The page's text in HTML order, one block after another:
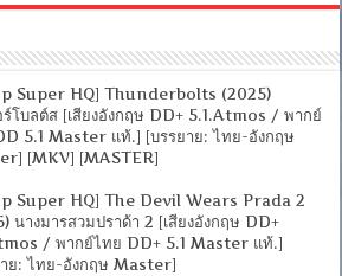
Super HQ] Thunderbolts (2025)
ร์โบลต์ส [เสียงอังกฤษ DD+ 5.1.Atmos / พากย์
5.1 Master แท้.] [บรรยาย: ไทย-อังกฤษ
[MKV] [MASTER]
Super HQ] The Devil Wears Prada 2
นางมารสวมปราด้า 2 [เสียงอังกฤษ DD+
/ พากย์ไทย DD+ 5.1 Master แท้.]
ย: ไทย-อังกฤษ Master]